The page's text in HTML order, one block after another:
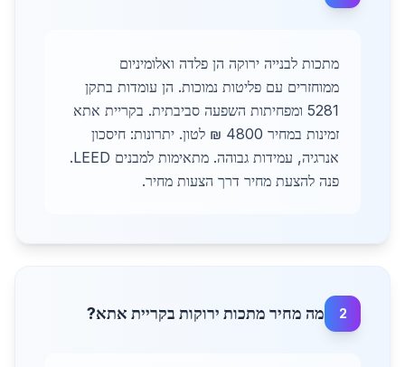
מתכות לבנייה ירוקה הן פלדה ואלומיניום
ממוחזרים עם פליטות נמוכות. הן עומדות בתקן
5281 ומפחיתות השפעה סביבתית. בקריית אתא
זמינות במחיר 4800 ₪ לטון. יתרונות: חיסכון
אנרגיה, עמידות גבוהה. מתאימות למבנים LEED.
פנה להצעת מחיר דרך הצעות מחיר.
2 מה מחיר מתכות ירוקות בקריית אתא?